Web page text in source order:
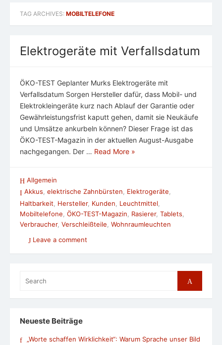
TAG ARCHIVES: MOBILTELEFONE
Elektrogeräte mit Verfallsdatum
ÖKO-TEST Geplanter Murks Elektrogeräte mit
Verfallsdatum Sorgen Hersteller dafür, dass Mobil- und
Elektrokleingeräte kurz nach Ablauf der Garantie oder
Gewährleistungsfrist kaputt gehen, damit sie Neukäufe
und Umsätze ankurbeln können? Dieser Frage ist das
ÖKO-TEST-Magazin in der aktuellen August-Ausgabe
nachgegangen. Der … Read More »
Allgemein
Akkus, elektrische Zahnbürsten, Elektrogeräte,
Haltbarkeit
Hersteller, Kunden Leuchtmittel
Mobiltelefone ÖKO-TEST-Magazin Rasierer, Tablets
Verbraucher, Verschleißteile Wohnraumleuchten
Leave a comment
for:
Search
Neueste Beiträge
„Worte schaffen Wirklichkeit“: Warum Sprache unser Bild